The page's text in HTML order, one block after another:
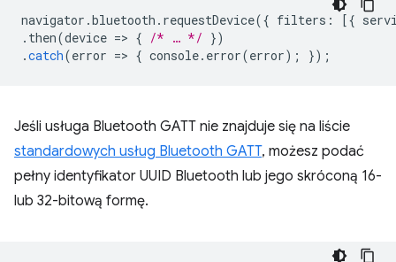
navigator .bluetooth . requestDevice({ filters : [{
. then(device => { /* … */ })
.catch(error => { console. error(error); });
Jeśli usługa Bluetooth GATT nie znajduje się na liście
standardowych usług Bluetooth GATT, możesz podać
pełny identyfikator UUID Bluetooth lub jego skróconą 16-
lub 32-bitową formę.